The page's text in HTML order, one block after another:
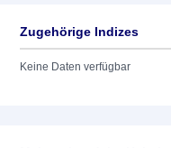
Zugehörige Indizes
Keine Daten verfügbar